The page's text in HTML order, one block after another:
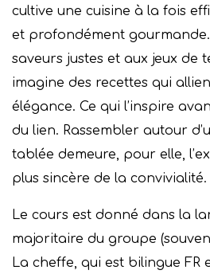
cultive une cuisine à la fois
et profondément
saveurs justes et aux jeux de
imagine des recettes qui
élégance. Ce qui l’inspire
du lien. Rassembler autour
tablée demeure, pour elle,
plus sincère de la convivialité.
Le cours est donné dans la
majoritaire du groupe
La cheffe, qui est bilingue FR